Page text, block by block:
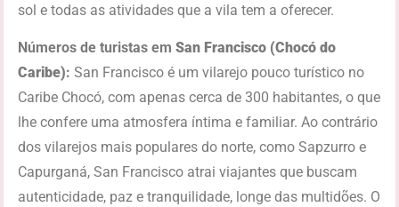
sol e todas as atividades que a vila tem a oferecer.
Números de turistas em San Francisco (Chocó do
Caribe): San Francisco é um vilarejo pouco turístico no
Caribe Chocó, com apenas cerca de 300 habitantes, o que
lhe confere uma atmosfera íntima e familiar. Ao contrário
dos vilarejos mais populares do norte, como Sapzurro e
Capurganá, San Francisco atrai viajantes que buscam
autenticidade, paz e tranquilidade, longe das multidões. O